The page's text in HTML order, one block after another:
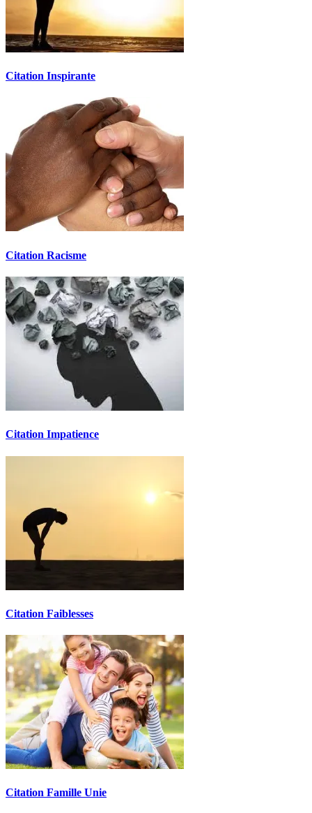
Citation Inspirante
Citation Racisme
Citation Impatience
Citation Faiblesses
Citation Famille Unie